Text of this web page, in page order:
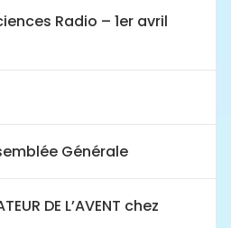
Radio – 1er avril
Générale
DE L’AVENT chez